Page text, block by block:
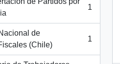
1
de
(Chile)
1